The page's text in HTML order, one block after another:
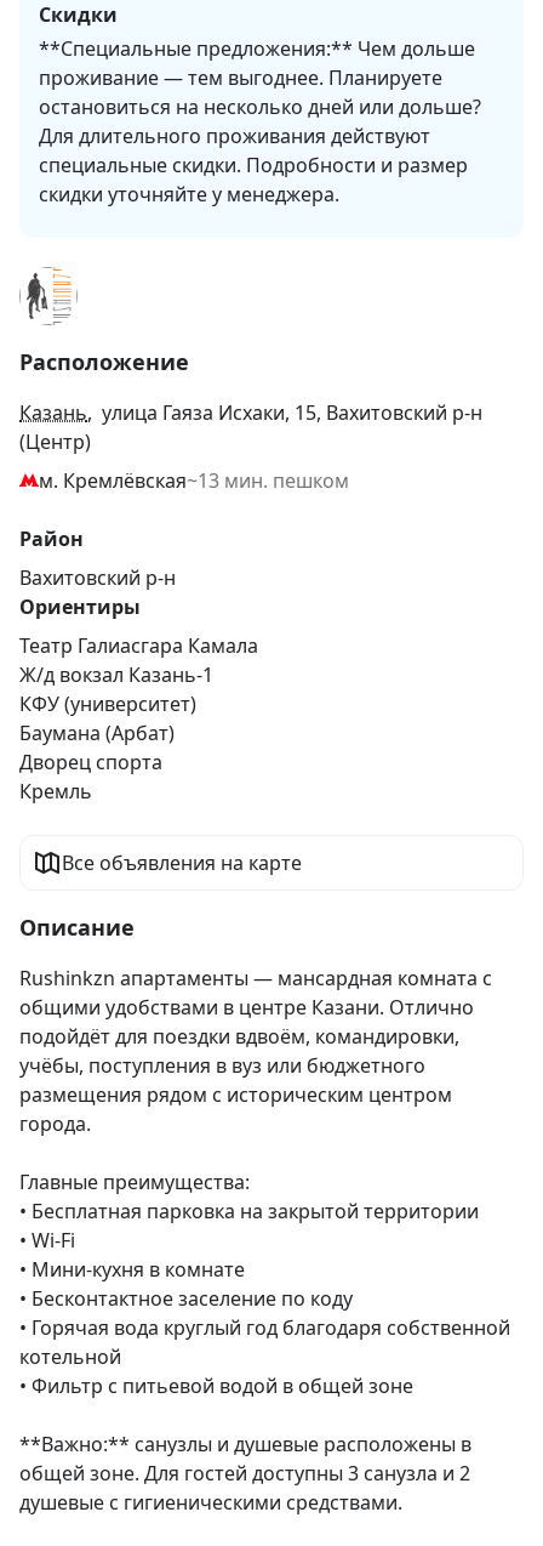
Скидки
**Специальные предложения:** Чем дольше
проживание — тем выгоднее. Планируете
остановиться на несколько дней или дольше?
Для длительного проживания действуют
специальные скидки. Подробности и размер
скидки уточняйте у менеджера.
Расположение
Казань, улица Гаяза Исхаки, 15, Вахитовский р-н
(Центр)
м. Кремлёвская~13 мин. пешком
Район
Вахитовский р-н
Ориентиры
Театр Галиасгара Камала
Ж/д вокзал Казань-1
КФУ (университет)
Баумана (Арбат)
Дворец спорта
Кремль
Все объявления на карте
Описание
Rushinkzn апартаменты — мансардная комната с
общими удобствами в центре Казани. Отлично
подойдёт для поездки вдвоём, командировки,
учёбы, поступления в вуз или бюджетного
размещения рядом с историческим центром
города.
Главные преимущества:
• Бесплатная парковка на закрытой территории
• Wi-Fi
• Мини-кухня в комнате
• Бесконтактное заселение по коду
• Горячая вода круглый год благодаря собственной
котельной
• Фильтр с питьевой водой в общей зоне
**Важно:** санузлы и душевые расположены в
общей зоне. Для гостей доступны 3 санузла и 2
душевые с гигиеническими средствами.